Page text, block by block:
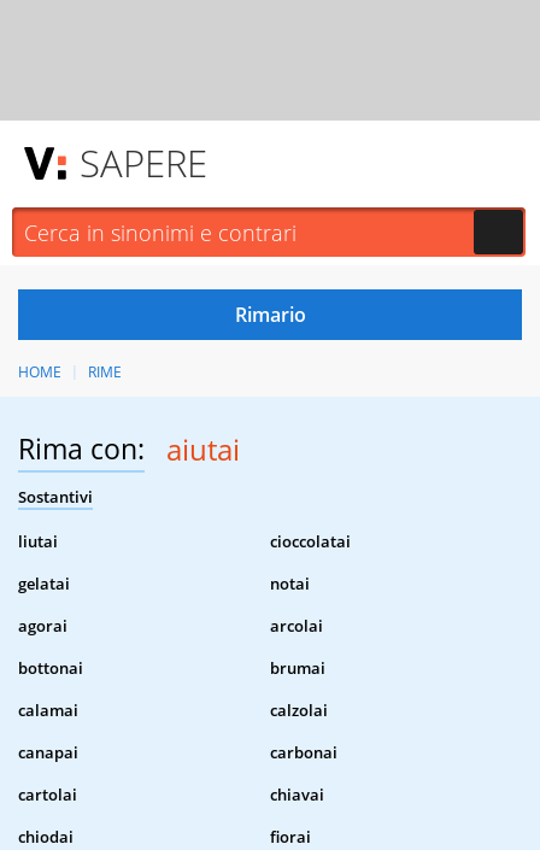
SAPERE
HOME RIME
Rima con: aiutai
Sostantivi
liutai
cioccolatai
gelatai
notai
agorai
arcolai
bottonai
brumai
calamai
calzolai
canapai
carbonai
cartolai
chiavai
chiodai
fiorai